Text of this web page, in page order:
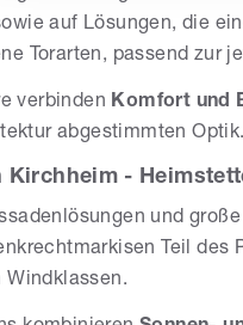
auf Lösungen, die
Torarten, passend zur
verbinden Komfort und
abgestimmten Optik.
Kirchheim -
und
Teil
Windklassen.